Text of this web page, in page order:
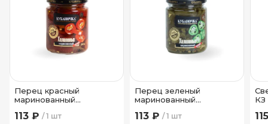
Перец красный
маринованный
Кубаночка 250 гр
1 шт
113 ₽
Перец зеленый
маринованный
Кубаночка 250 гр
1 шт
113 ₽
КЗ